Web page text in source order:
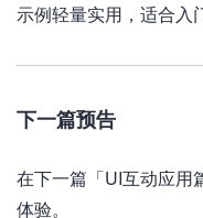
示例轻量实用，适合入
下一篇预告
在下一篇「UI互动应用
体验。